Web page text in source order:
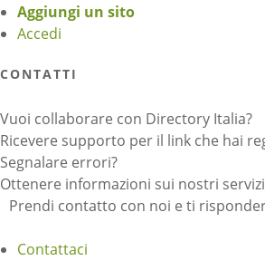
Aggiungi un sito
Accedi
CONTATTI
Vuoi collaborare con Directory Italia?
Ricevere supporto per il link che hai
Segnalare errori?
Ottenere informazioni sui nostri
Prendi contatto con noi e ti
Contattaci